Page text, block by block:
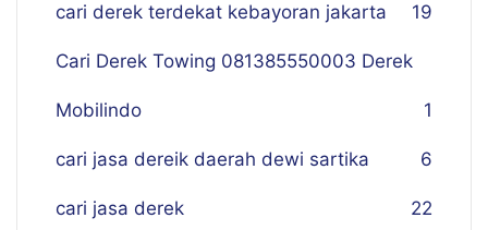
cari derek terdekat kebayoran jakarta 19
Cari Derek Towing 081385550003 Derek
Mobilindo 1
cari jasa dereik daerah dewi sartika 6
cari jasa derek 22